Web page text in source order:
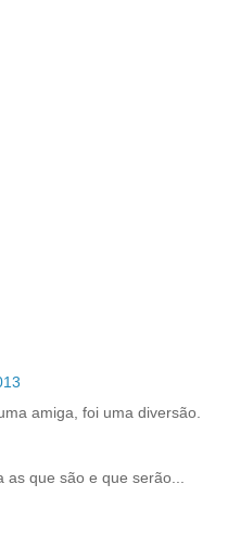
amiga, foi uma diversão.
as que são e que serão...